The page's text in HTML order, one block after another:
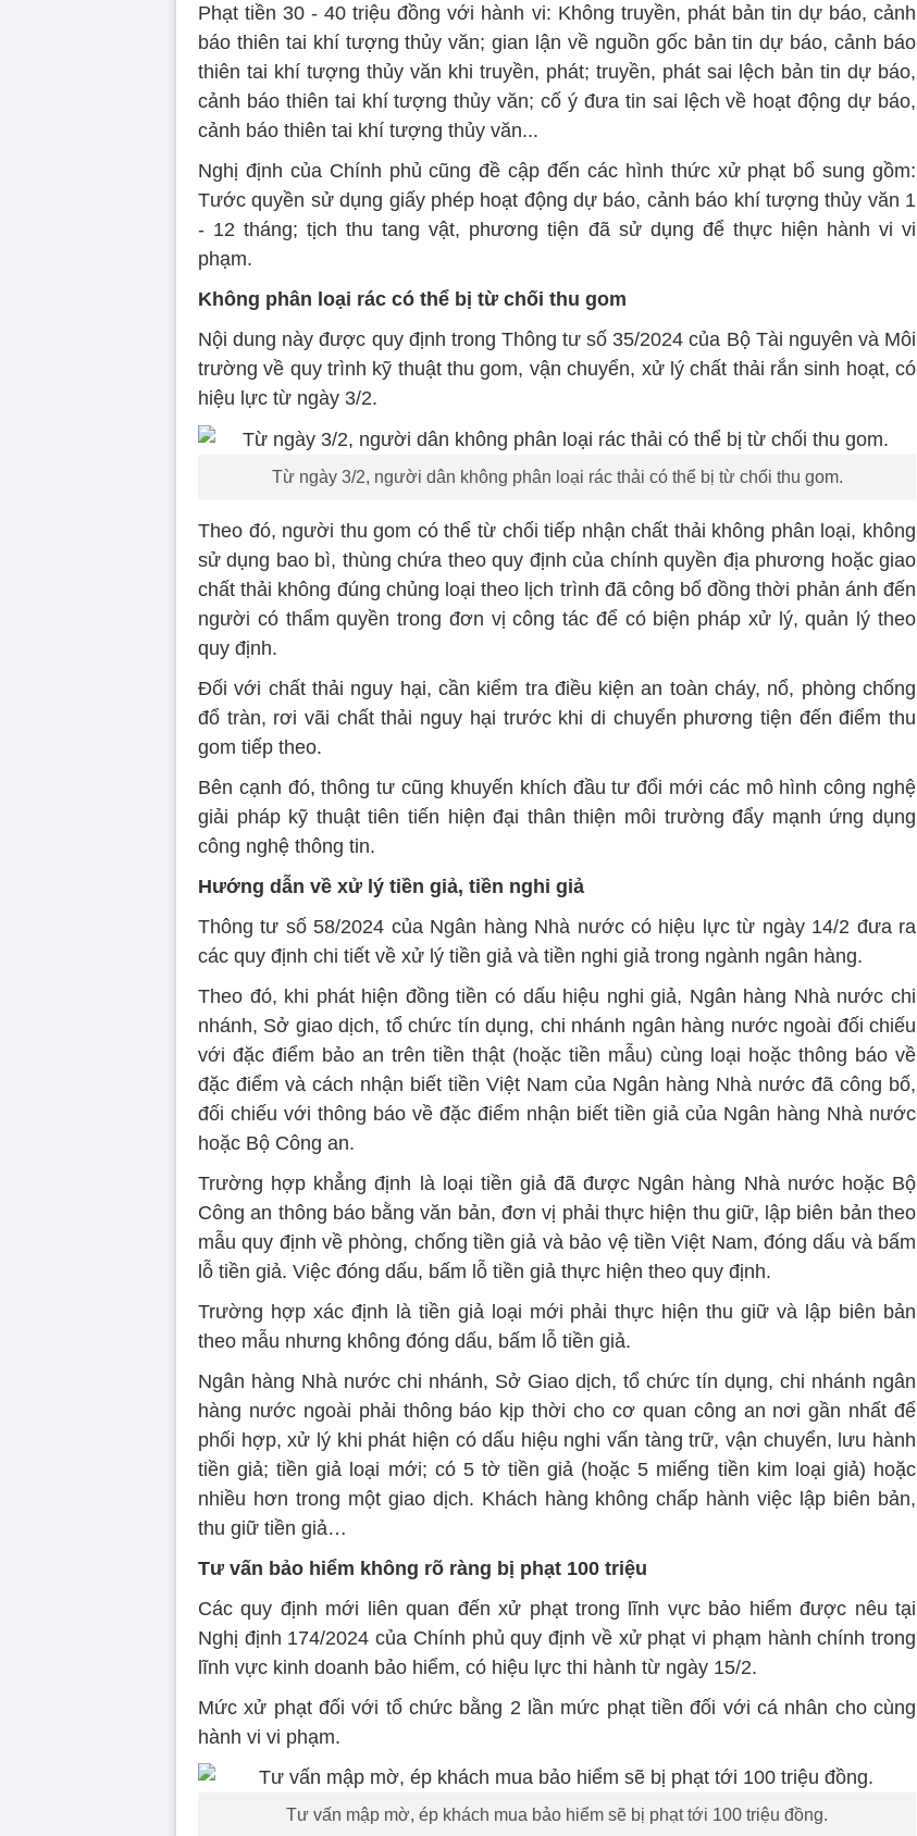
Phạt tiền 30 - 40 triệu đồng với hành vi: Không truyền, phát bản tin dự báo, cảnh
báo thiên tai khí tượng thủy văn; gian lận về nguồn gốc bản tin dự báo, cảnh báo
thiên tai khí tượng thủy văn khi truyền, phát; truyền, phát sai lệch bản tin dự báo,
cảnh báo thiên tai khí tượng thủy văn; cố ý đưa tin sai lệch về hoạt động dự báo,
cảnh báo thiên tai khí tượng thủy văn...
Nghị định của Chính phủ cũng đề cập đến các hình thức xử phạt bổ sung gồm:
Tước quyền sử dụng giấy phép hoạt động dự báo, cảnh báo khí tượng thủy văn 1
- 12 tháng; tịch thu tang vật, phương tiện đã sử dụng để thực hiện hành vi vi
phạm.
Không phân loại rác có thể bị từ chối thu gom
Nội dung này được quy định trong Thông tư số 35/2024 của Bộ Tài nguyên và Môi
trường về quy trình kỹ thuật thu gom, vận chuyển, xử lý chất thải rắn sinh hoạt, có
hiệu lực từ ngày 3/2.
Từ ngày 3/2, người dân không phân loại rác thải có thể bị từ chối thu gom.
Theo đó, người thu gom có thể từ chối tiếp nhận chất thải không phân loại, không
sử dụng bao bì, thùng chứa theo quy định của chính quyền địa phương hoặc giao
chất thải không đúng chủng loại theo lịch trình đã công bố đồng thời phản ánh đến
người có thẩm quyền trong đơn vị công tác để có biện pháp xử lý, quản lý theo
quy định.
Đối với chất thải nguy hại, cần kiểm tra điều kiện an toàn cháy, nổ, phòng chống
đổ tràn, rơi vãi chất thải nguy hại trước khi di chuyển phương tiện đến điểm thu
gom tiếp theo.
Bên cạnh đó, thông tư cũng khuyến khích đầu tư đổi mới các mô hình công nghệ
giải pháp kỹ thuật tiên tiến hiện đại thân thiện môi trường đẩy mạnh ứng dụng
công nghệ thông tin.
Hướng dẫn về xử lý tiền giả, tiền nghi giả
Thông tư số 58/2024 của Ngân hàng Nhà nước có hiệu lực từ ngày 14/2 đưa ra
các quy định chi tiết về xử lý tiền giả và tiền nghi giả trong ngành ngân hàng.
Theo đó, khi phát hiện đồng tiền có dấu hiệu nghi giả, Ngân hàng Nhà nước chi
nhánh, Sở giao dịch, tổ chức tín dụng, chi nhánh ngân hàng nước ngoài đối chiếu
với đặc điểm bảo an trên tiền thật (hoặc tiền mẫu) cùng loại hoặc thông báo về
đặc điểm và cách nhận biết tiền Việt Nam của Ngân hàng Nhà nước đã công bố,
đối chiếu với thông báo về đặc điểm nhận biết tiền giả của Ngân hàng Nhà nước
hoặc Bộ Công an.
Trường hợp khẳng định là loại tiền giả đã được Ngân hàng Nhà nước hoặc Bộ
Công an thông báo bằng văn bản, đơn vị phải thực hiện thu giữ, lập biên bản theo
mẫu quy định về phòng, chống tiền giả và bảo vệ tiền Việt Nam, đóng dấu và bấm
lỗ tiền giả. Việc đóng dấu, bấm lỗ tiền giả thực hiện theo quy định.
Trường hợp xác định là tiền giả loại mới phải thực hiện thu giữ và lập biên bản
theo mẫu nhưng không đóng dấu, bấm lỗ tiền giả.
Ngân hàng Nhà nước chi nhánh, Sở Giao dịch, tổ chức tín dụng, chi nhánh ngân
hàng nước ngoài phải thông báo kịp thời cho cơ quan công an nơi gần nhất để
phối hợp, xử lý khi phát hiện có dấu hiệu nghi vấn tàng trữ, vận chuyển, lưu hành
tiền giả; tiền giả loại mới; có 5 tờ tiền giả (hoặc 5 miếng tiền kim loại giả) hoặc
nhiều hơn trong một giao dịch. Khách hàng không chấp hành việc lập biên bản,
thu giữ tiền giả…
Tư vấn bảo hiểm không rõ ràng bị phạt 100 triệu
Các quy định mới liên quan đến xử phạt trong lĩnh vực bảo hiểm được nêu tại
Nghị định 174/2024 của Chính phủ quy định về xử phạt vi phạm hành chính trong
lĩnh vực kinh doanh bảo hiểm, có hiệu lực thi hành từ ngày 15/2.
Mức xử phạt đối với tổ chức bằng 2 lần mức phạt tiền đối với cá nhân cho cùng
hành vi vi phạm.
Tư vấn mập mờ, ép khách mua bảo hiểm sẽ bị phạt tới 100 triệu đồng.